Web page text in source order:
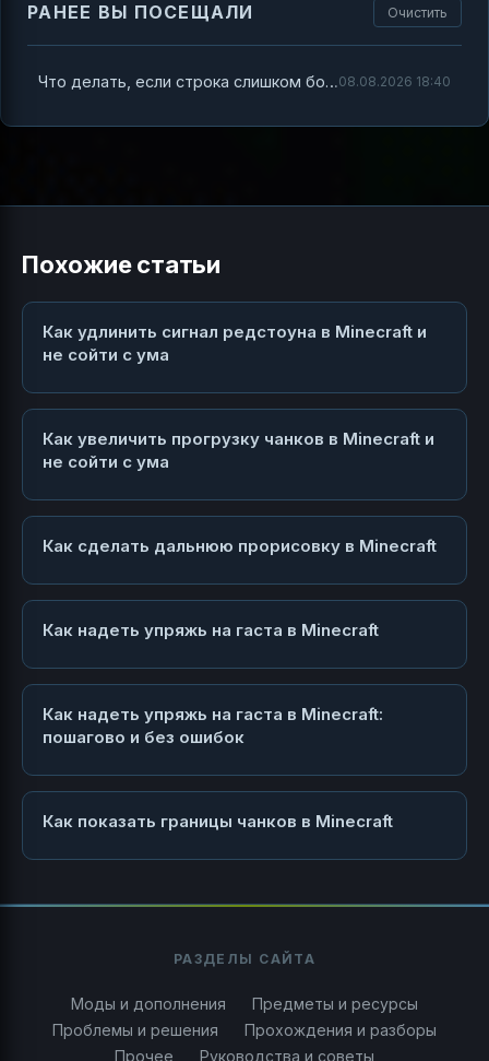
РАНЕЕ ВЫ ПОСЕЩАЛИ Очистить
Что делать, если строка слишком большая в Minecraft08.08.2026 18:40
Похожие статьи
Как удлинить сигнал редстоуна в Minecraft и
не сойти с ума
Как увеличить прогрузку чанков в Minecraft и
не сойти с ума
Как сделать дальнюю прорисовку в Minecraft
Как надеть упряжь на гаста в Minecraft
Как надеть упряжь на гаста в Minecraft:
пошагово и без ошибок
Как показать границы чанков в Minecraft
РАЗДЕЛЫ САЙТА
Моды и дополнения
Предметы и ресурсы
Проблемы и решения
Прохождения и разборы
Прочее
Руководства и советы